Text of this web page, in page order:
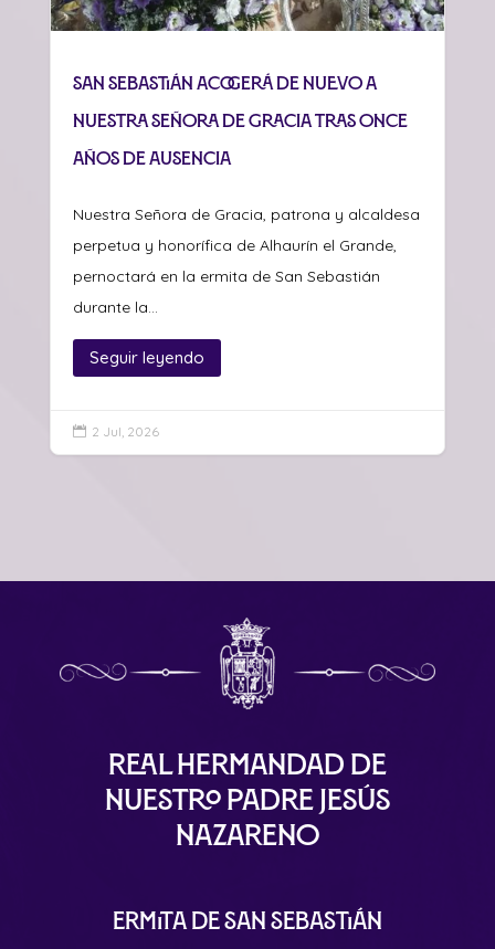
San Sebastián acogerá de nuevo a
Nuestra Señora de Gracia tras once
años de ausencia
Nuestra Señora de Gracia, patrona y alcaldesa
perpetua y honorífica de Alhaurín el Grande,
pernoctará en la ermita de San Sebastián
durante la...
Seguir leyendo
 2 Jul, 2026
Real Hermandad de
Nuestro Padre Jesús
Nazareno
Ermita de San Sebastián